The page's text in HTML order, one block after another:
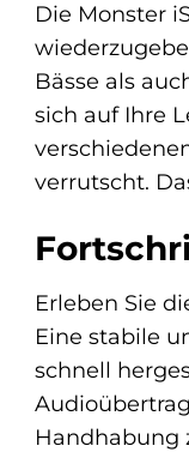
Die Monster
Bässe als
sich auf Ihre
verrutscht.
Erleben Sie
Eine stabile
schnell
Handhabung